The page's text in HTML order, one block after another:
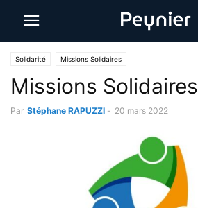
Solidarité Missions Solidaires
Missions Solidaires
Par Stéphane RAPUZZI - 20 mars 2022